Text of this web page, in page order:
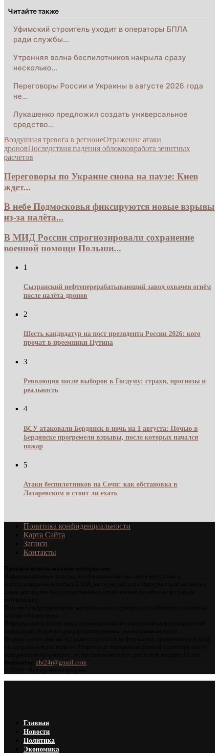
Читайте также
Уфимский строитель уходит в операторы БПЛА
ради службы…
Утренняя волна беспилотников накрыла сразу
несколько…
Переговоры России и Украины в августе 2026 года
не…
Лукашенко предложил создать универсальное
средство…
Воздушная тревога в регионеОтражение атаки
дроновПоследствия падения обломковработа зенитных
расчетов
Переговоры по Украине снова на паузе: Киев
ждет...
В небе Подмосковья фиксируются новые взрывы
из-за налёта...
В МИД России спрогнозировали сохранение
военной помощи Польши...
1
Сызранский нефтеперерабатывающий завод охвачен огнём
после налёта дронов
2
Шесть кандидатур на пост президента России 2026: кого
прочат в преемники Путина
3
Революция после выборов в Госдуму: страхи, прогнозы и
реальность
4
ВСУ атаковали Бердянск в ночь на 1 августа: Ночью в
Бердянске прогремели взрывы, после которых начался
пожар
5
Атаки беспилотников на Сочи: как обстановка в
Лазаревском и стоит ли ехать
Политика конфиденциальности
Карта Сайта
Записи
Контакты
zbr24r@gmail.com
Главная
Новости
Политика
Экономика